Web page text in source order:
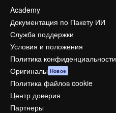
Academy
Документация по Пакету ИИ
Служба поддержки
Условия и положения
Политика конфиденциальности
Оригиналы Новое
Политика файлов cookie
Центр доверия
Партнеры